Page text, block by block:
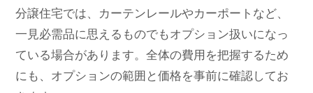
分譲住宅では、カーテンレールやカーポートなど、
一見必需品に思えるものでもオプション扱いになっ
ている場合があります。全体の費用を把握するため
にも、オプションの範囲と価格を事前に確認してお